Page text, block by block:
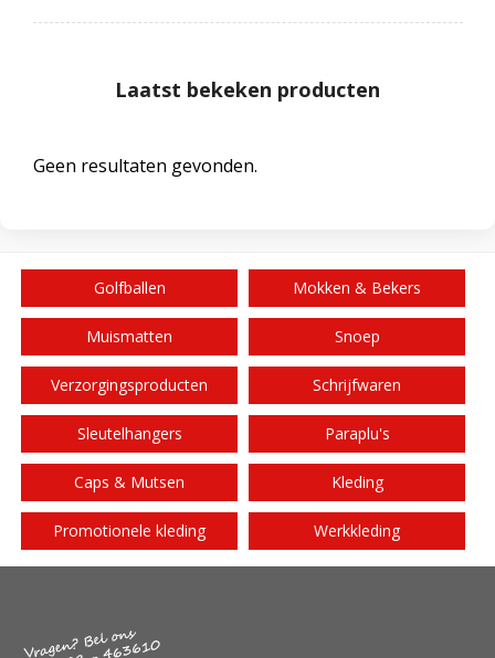
Laatst bekeken producten
Geen resultaten gevonden.
Golfballen Mokken & Bekers
Muismatten Snoep
Verzorgingsproducten Schrijfwaren
Sleutelhangers Paraplu's
Caps & Mutsen Kleding
Promotionele kleding Werkkleding